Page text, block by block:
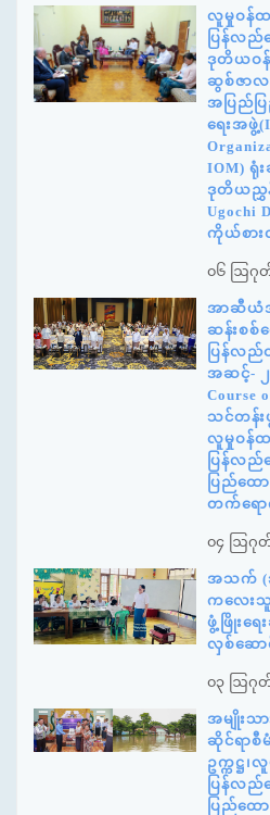
လူမှုဝန်ထ
ပြန်လည်န
ဒုတိယဝန်
ဆွစ်ဇာလ
အပြည်ပ
ရေးအဖွဲ့
IOM) ရုံ
ဒုတိယညွှန်
Ugochi
ကိုယ်စာ
၀၆ ဩဂု
အာဆီယံအ
ဆန်းစစ်
ပြန်လည်
အဆင့်- ၂
Course
သင်တန်း
လူမှုဝန်ထ
ပြန်လည်န
ပြည်ထေ
တက်ရေ
၀၄ ဩဂု
အသက် (၃
ကလေးသူ
ဖွံ့ဖြိုးရ
လှစ်ဆော
၀၃ ဩဂု
အမျိုးသ
ဆိုင်ရာ
ဥက္ကဋ္ဌ
ပြန်လည်န
ပြည်ထေ